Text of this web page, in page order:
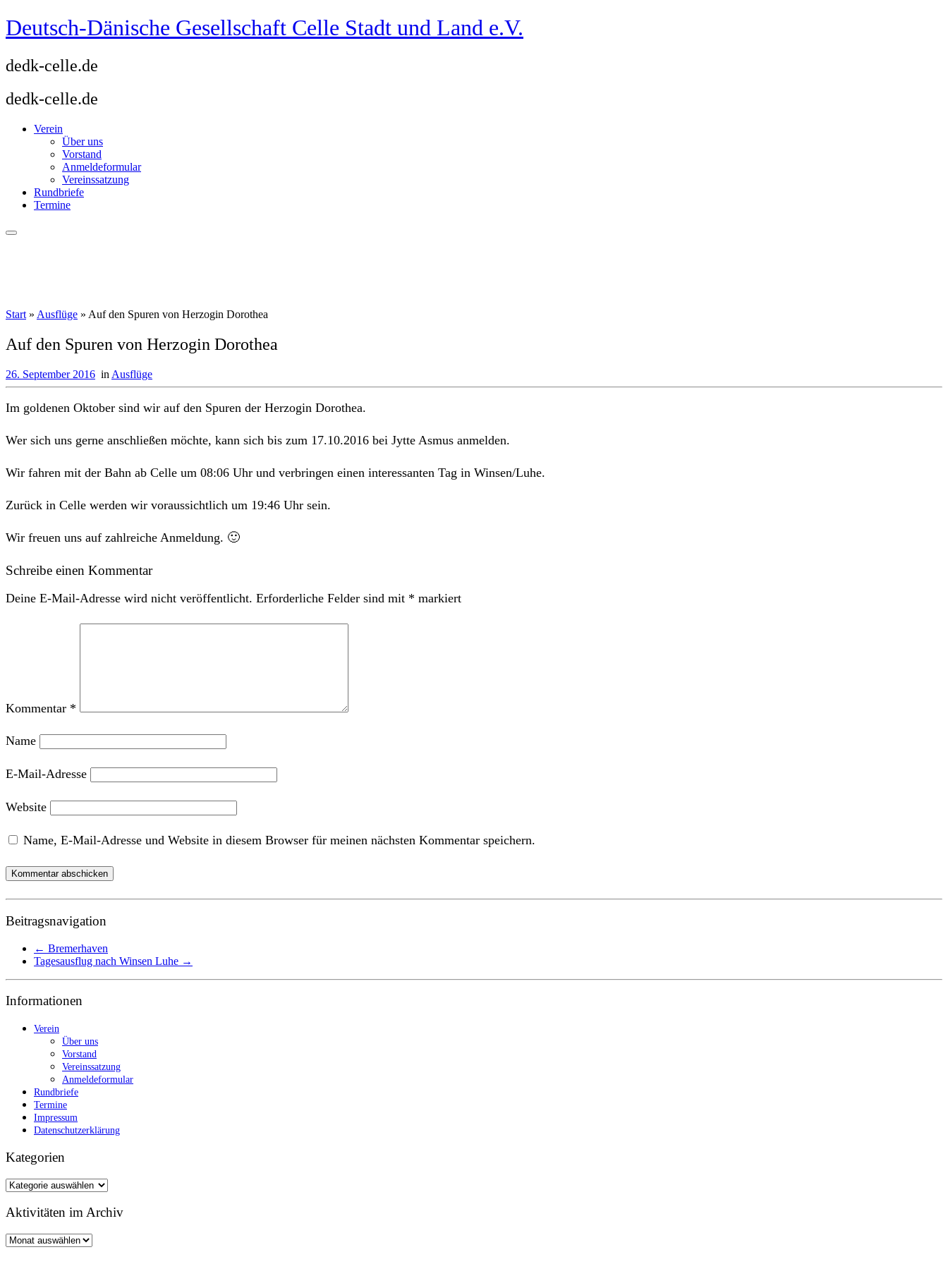
Zum
Inhalt
Deutsch-Dänische Gesellschaft Celle Stadt und Land e.V.
dedk-celle.de
dedk-celle.de
Verein
Über uns
Vorstand
Anmeldeformular
Vereinssatzung
Rundbriefe
Termine
Start » Ausflüge » Auf den Spuren von Herzogin Dorothea
Auf den Spuren von Herzogin Dorothea
26. September 2016 in Ausflüge
Im goldenen Oktober sind wir auf den Spuren der Herzogin Dorothea.
Wer sich uns gerne anschließen möchte, kann sich bis zum 17.10.2016 bei Jytte Asmus anmelden.
Wir fahren mit der Bahn ab Celle um 08:06 Uhr und verbringen einen interessanten Tag in Winsen/Luhe.
Zurück in Celle werden wir voraussichtlich um 19:46 Uhr sein.
Wir freuen uns auf zahlreiche Anmeldung. 🙂
Schreibe einen Kommentar
Deine E-Mail-Adresse wird nicht veröffentlicht. Erforderliche Felder sind mit * markiert
Kommentar *
Name
E-Mail-Adresse
Website
Name, E-Mail-Adresse und Website in diesem Browser für meinen nächsten Kommentar speichern.
Beitragsnavigation
← Bremerhaven
Tagesausflug nach Winsen Luhe →
Informationen
Verein
Über uns
Vorstand
Vereinssatzung
Anmeldeformular
Rundbriefe
Termine
Impressum
Datenschutzerklärung
Kategorien
Kategorien
Aktivitäten im Archiv
Aktivitäten